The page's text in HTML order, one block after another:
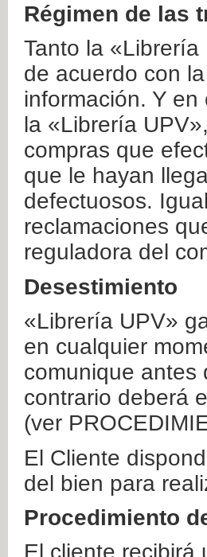
Régimen de las
Tanto la
de acuerdo con
información. Y
la «Librería
compras que
que le hayan
defectuosos.
reclamaciones
reguladora del
Desestimiento
«Librería UPV»
en cualquier
comunique
contrario deberá
(ver
El Cliente
del bien para
Procedimiento